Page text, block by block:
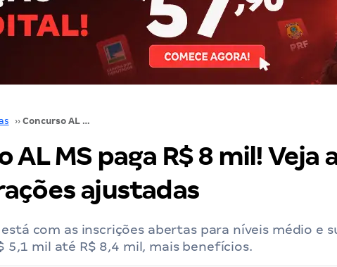
›› Concurso AL MS paga R$ 8 mil! Veja as remunerações ajustadas
AL MS paga R$ 8 mil! Veja
ajustadas
está com as inscrições abertas para níveis médio e
5,1 mil até R$ 8,4 mil, mais benefícios.